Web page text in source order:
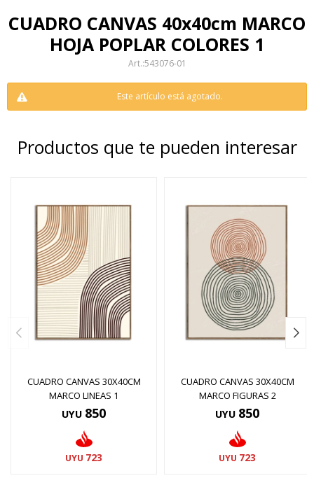
CUADRO CANVAS 40x40cm MARCO
HOJA POPLAR COLORES 1
543076-01
Este artículo está agotado.
Productos que te pueden interesar
CUADRO CANVAS 30X40CM
MARCO LINEAS 1
UYU 850
UYU 723
CUADRO CANVAS 30X40CM
MARCO FIGURAS 2
UYU 850
UYU 723